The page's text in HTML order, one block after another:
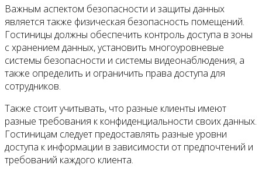
Важным аспектом безопасности и защиты данных
является также физическая безопасность помещений.
Гостиницы должны обеспечить контроль доступа в зоны
с хранением данных, установить многоуровневые
системы безопасности и системы видеонаблюдения, а
также определить и ограничить права доступа для
сотрудников.
Также стоит учитывать, что разные клиенты имеют
разные требования к конфиденциальности своих данных.
Гостиницам следует предоставлять разные уровни
доступа к информации в зависимости от предпочтений и
требований каждого клиента.